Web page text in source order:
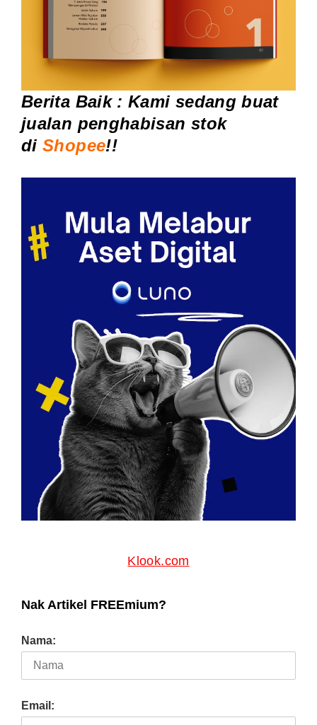
Berita Baik : Kami sedang buat
jualan penghabisan stok
diShopee!!
Klook.com
Nak Artikel FREEmium?
Nama:
Email: